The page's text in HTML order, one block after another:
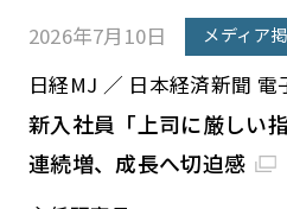
2026年7月10日 メディア
日経MJ ／ 日本経済新聞 電
新入社員「上司に厳し
連続増、成長へ切迫感